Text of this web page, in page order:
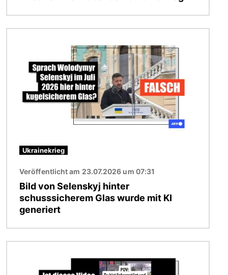
Ukrainekrieg
Veröffentlicht am 23.07.2026 um 07:31
Bild von Selenskyj hinter
schusssicherem Glas wurde mit KI
generiert